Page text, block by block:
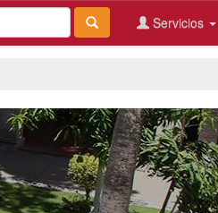
Servicios